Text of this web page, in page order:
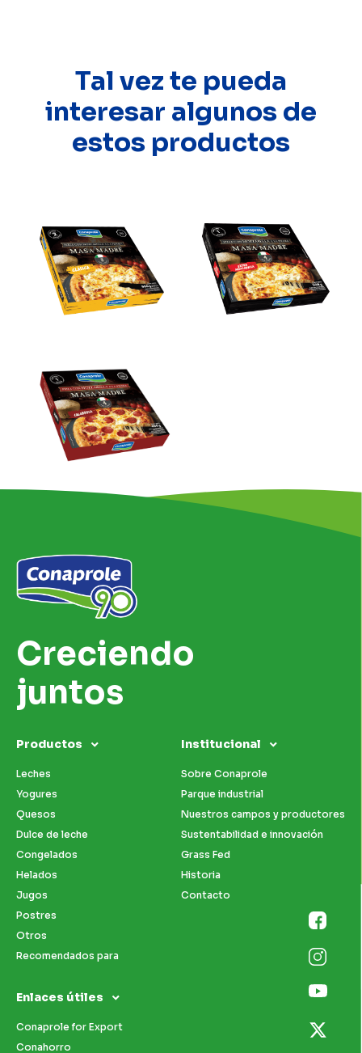
Tal vez te pueda
interesar algunos de
estos productos
Creciendo
juntos
Productos
Leches
Yogures
Quesos
Dulce de leche
Congelados
Helados
Jugos
Postres
Otros
Recomendados para
Institucional
Sobre Conaprole
Parque industrial
Nuestros campos y productores
Sustentabilidad e innovación
Grass Fed
Historia
Contacto
Enlaces útiles
Conaprole for Export
Conahorro